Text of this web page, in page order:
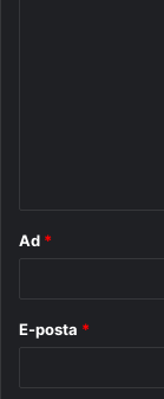
Ad *
E-posta *